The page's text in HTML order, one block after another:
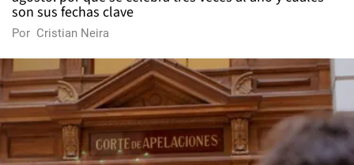
son sus fechas clave
Por Cristian Neira